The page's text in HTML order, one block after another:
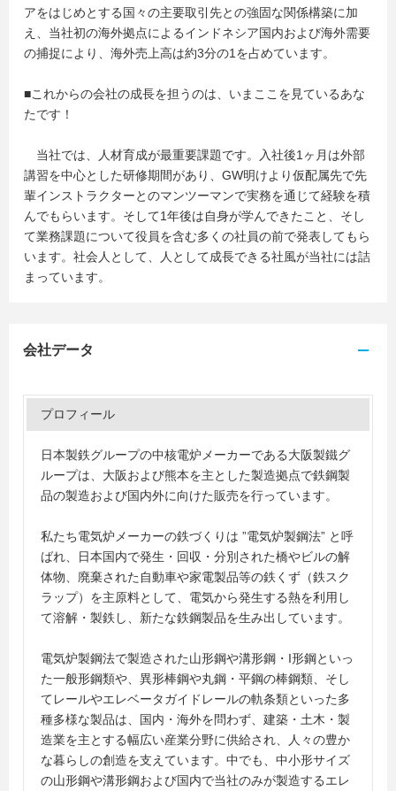
アをはじめとする国々の主要取引先との強固な関係構築に加
え、当社初の海外拠点によるインドネシア国内および海外需要
の捕捉により、海外売上高は約3分の1を占めています。
■これからの会社の成長を担うのは、いまここを見ているあな
たです！
当社では、人材育成が最重要課題です。入社後1ヶ月は外部
講習を中心とした研修期間があり、GW明けより仮配属先で先
輩インストラクターとのマンツーマンで実務を通じて経験を積
んでもらいます。そして1年後は自身が学んできたこと、そし
て業務課題について役員を含む多くの社員の前で発表してもら
います。社会人として、人として成長できる社風が当社には詰
まっています。
会社データ
プロフィール
日本製鉄グループの中核電炉メーカーである大阪製鐵グ
ループは、大阪および熊本を主とした製造拠点で鉄鋼製
品の製造および国内外に向けた販売を行っています。
私たち電気炉メーカーの鉄づくりは ”電気炉製鋼法” と呼
ばれ、日本国内で発生・回収・分別された橋やビルの解
体物、廃棄された自動車や家電製品等の鉄くず（鉄スク
ラップ）を主原料として、電気から発生する熱を利用し
て溶解・製鉄し、新たな鉄鋼製品を生み出しています。
電気炉製鋼法で製造された山形鋼や溝形鋼・I形鋼といっ
た一般形鋼類や、異形棒鋼や丸鋼・平鋼の棒鋼類、そし
てレールやエレベータガイドレールの軌条類といった多
種多様な製品は、国内・海外を問わず、建築・土木・製
造業を主とする幅広い産業分野に供給され、人々の豊か
な暮らしの創造を支えています。中でも、中小形サイズ
の山形鋼や溝形鋼および国内で当社のみが製造するエレ